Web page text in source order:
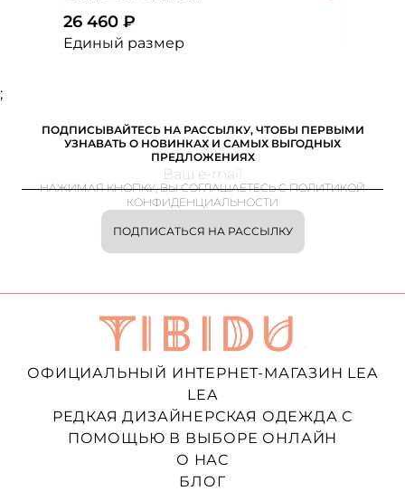
26 460 ₽
Единый размер
;
ПОДПИСЫВАЙТЕСЬ НА РАССЫЛКУ, ЧТОБЫ ПЕРВЫМИ
УЗНАВАТЬ О НОВИНКАХ И САМЫХ ВЫГОДНЫХ
ПРЕДЛОЖЕНИЯХ
ПОДПИСАТЬСЯ НА РАССЫЛКУ
НАЖИМАЯ КНОПКУ, ВЫ СОГЛАШАЕТЕСЬ С ПОЛИТИКОЙ
КОНФИДЕНЦИАЛЬНОСТИ
ОФИЦИАЛЬНЫЙ ИНТЕРНЕТ-МАГАЗИН LEA
LEA
РЕДКАЯ ДИЗАЙНЕРСКАЯ ОДЕЖДА С
ПОМОЩЬЮ В ВЫБОРЕ ОНЛАЙН
О НАС
БЛОГ